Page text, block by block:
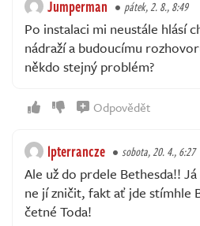
Jumperman pátek, 2. 8., 8:49
Po instalaci mi neustále hlásí
nádraží a budoucímu
někdo stejný problém?
Odpovědět
lpterrancze sobota, 20. 4., 6:27
Ale už do prdele Bethesda!!
ne jí zničit, fakt ať jde stímhle
četné Toda!